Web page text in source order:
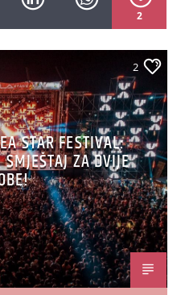
2
2
STAR FESTIVAL:
ZA DVIJE